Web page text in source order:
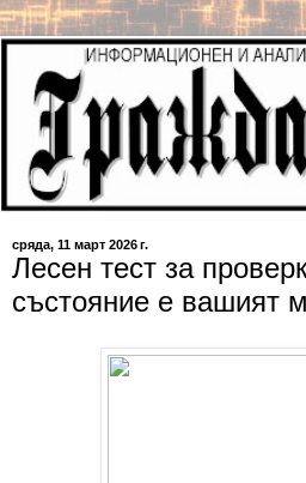
сряда, 11 март 2026 г.
Лесен тест за
състояние е вашият